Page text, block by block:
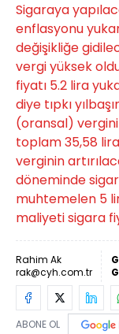
Sigaraya
enflasyonu
değişikliğe
vergi yüksek
fiyatı 5.2 lira
diye tıpkı
(oransal)
toplam 35,58
verginin
döneminde
muhtemelen 5
maliyeti sigara
Rahim Ak
rak@cyh.com.tr
ABONE OL